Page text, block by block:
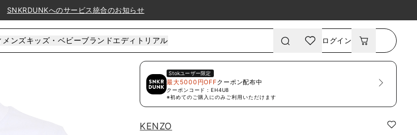
SNKRDUNKへのサービス統合のお知らせ
メンズキッズ・ベビーブランドエディトリアル ログイン
Stokユーザー限定
最大5000円OFFクーポン配布中
クーポンコード： EH4U8
※初めてのご購入にのみご利用いただけます
KENZO